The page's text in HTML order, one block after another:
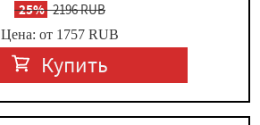
-25%2196 RUB
Цена: от 1757 RUB
Купить